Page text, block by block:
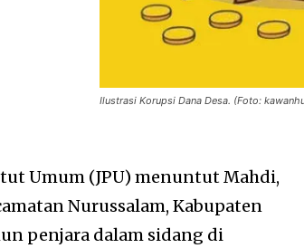
Ilustrasi Korupsi Dana Desa. (Foto:
Umum (JPU) menuntut Mahdi,
Nurussalam, Kabupaten
penjara dalam sidang di